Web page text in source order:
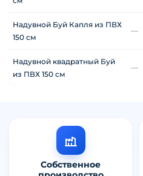
Надувной Буй Капля из ПВХ
150 см
—
Надувной квадратный Буй
из ПВХ 150 см
—
Собственное